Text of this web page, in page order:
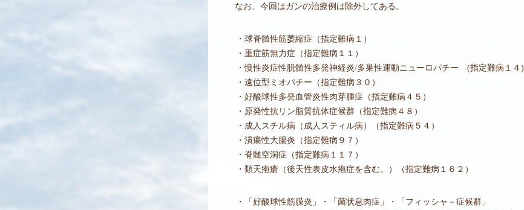
なお、今回はガンの治療例は除外してある。
・ 球脊髄性筋萎縮症（指定難病１）
・ 重症筋無力症（指定難病１１）
・慢性炎症性脱髄性多発神経炎/多巣性運動ニューロパチー (指定難病１４)
・ 遠位型ミオパチー（指定難病３０）
・ 好酸球性多発血管炎性肉芽腫症（指定難病４５）
・ 原発性抗リン脂質抗体症候群（指定難病４８）
・ 成人スチル病（成人スティル病）（指定難病５４）
・ 潰瘍性大腸炎（指定難病９７）
・ 脊髄空洞症（指定難病１１７）
・ 類天疱瘡（後天性表皮水疱症を含む。）（指定難病１６２）
・
「好酸球性筋膜炎」・「菌状息肉症」・「フィッシャ－症候群」